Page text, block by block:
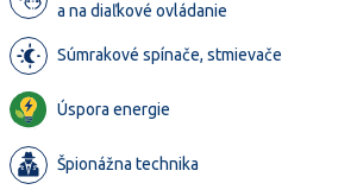
a na diaľkové ovládanie
Súmrakové spínače, stmievače
Úspora energie
Špionážna technika